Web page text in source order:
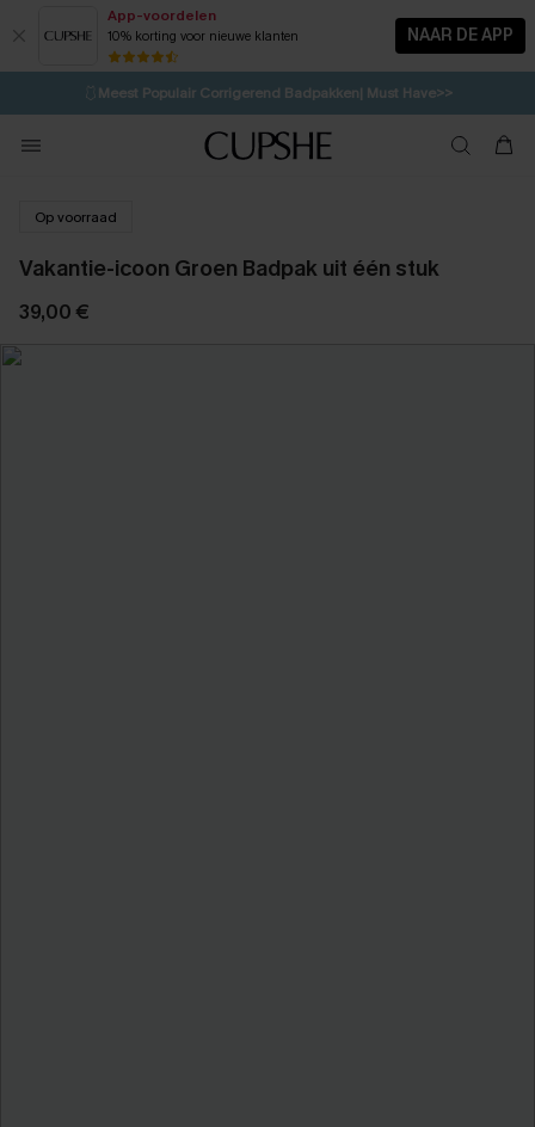
App-voordelen
10% korting voor nieuwe klanten NAAR DE APP
⚡️LAATSTE KANS | Tot 50% korting>>
🩱Meest Populair Corrigerend Badpakken| Must Have>>
💌Abonneer je & ontvang tot 15% korting>>
Koop 3, krijg 15% korting | CODE: SW15
Op voorraad
Vakantie-icoon Groen Badpak uit één stuk
39,00 €